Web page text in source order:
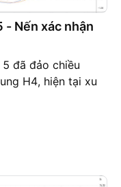
- Nến xác nhận
đã đảo chiều
H4, hiện tại xu
duy trì trong
là vùng được
53 cent/pound.
giảm.